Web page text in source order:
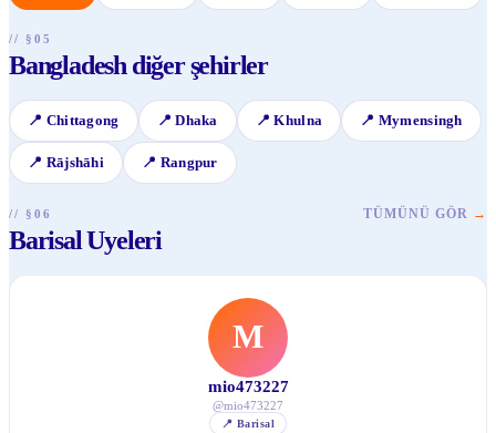
// §05
Bangladesh diğer şehirler
📍 Chittagong 📍Dhaka 📍Khulna 📍 Mymensingh
📍 Rājshāhi 📍 Rangpur
// §06
Barisal Uyeleri
TÜMÜNÜ GÖR →
M
mio473227
@mio473227
📍 Barisal